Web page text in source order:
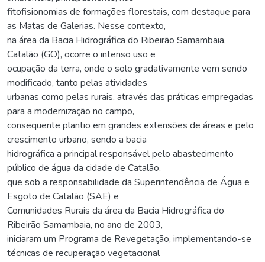
fitofisionomias de formações florestais, com destaque para
as Matas de Galerias. Nesse contexto,
na área da Bacia Hidrográfica do Ribeirão Samambaia,
Catalão (GO), ocorre o intenso uso e
ocupação da terra, onde o solo gradativamente vem sendo
modificado, tanto pelas atividades
urbanas como pelas rurais, através das práticas empregadas
para a modernização no campo,
consequente plantio em grandes extensões de áreas e pelo
crescimento urbano, sendo a bacia
hidrográfica a principal responsável pelo abastecimento
público de água da cidade de Catalão,
que sob a responsabilidade da Superintendência de Água e
Esgoto de Catalão (SAE) e
Comunidades Rurais da área da Bacia Hidrográfica do
Ribeirão Samambaia, no ano de 2003,
iniciaram um Programa de Revegetação, implementando-se
técnicas de recuperação vegetacional